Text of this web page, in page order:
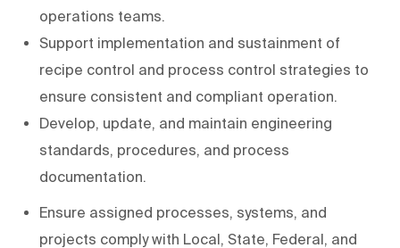
operations teams.
Support implementation and sustainment of
recipe control and process control strategies to
ensure consistent and compliant operation.
Develop, update, and maintain engineering
standards, procedures, and process
documentation.
Ensure assigned processes, systems, and
projects comply with Local, State, Federal, and